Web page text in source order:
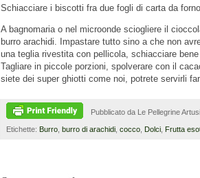
Schiacciare i biscotti fra due fogli di carta da
A bagnomaria o nel microonde sciogliere il
burro arachidi. Impastare tutto sino a che non
una teglia rivestita con pellicola, schiacciare
Tagliare in piccole porzioni, spolverare con il
siete dei super ghiotti come noi, potrete servirli
Pubblicato da Le Pellegrine Artusi
Etichette: Burro burro di arachidi cocco Dolci Frutta